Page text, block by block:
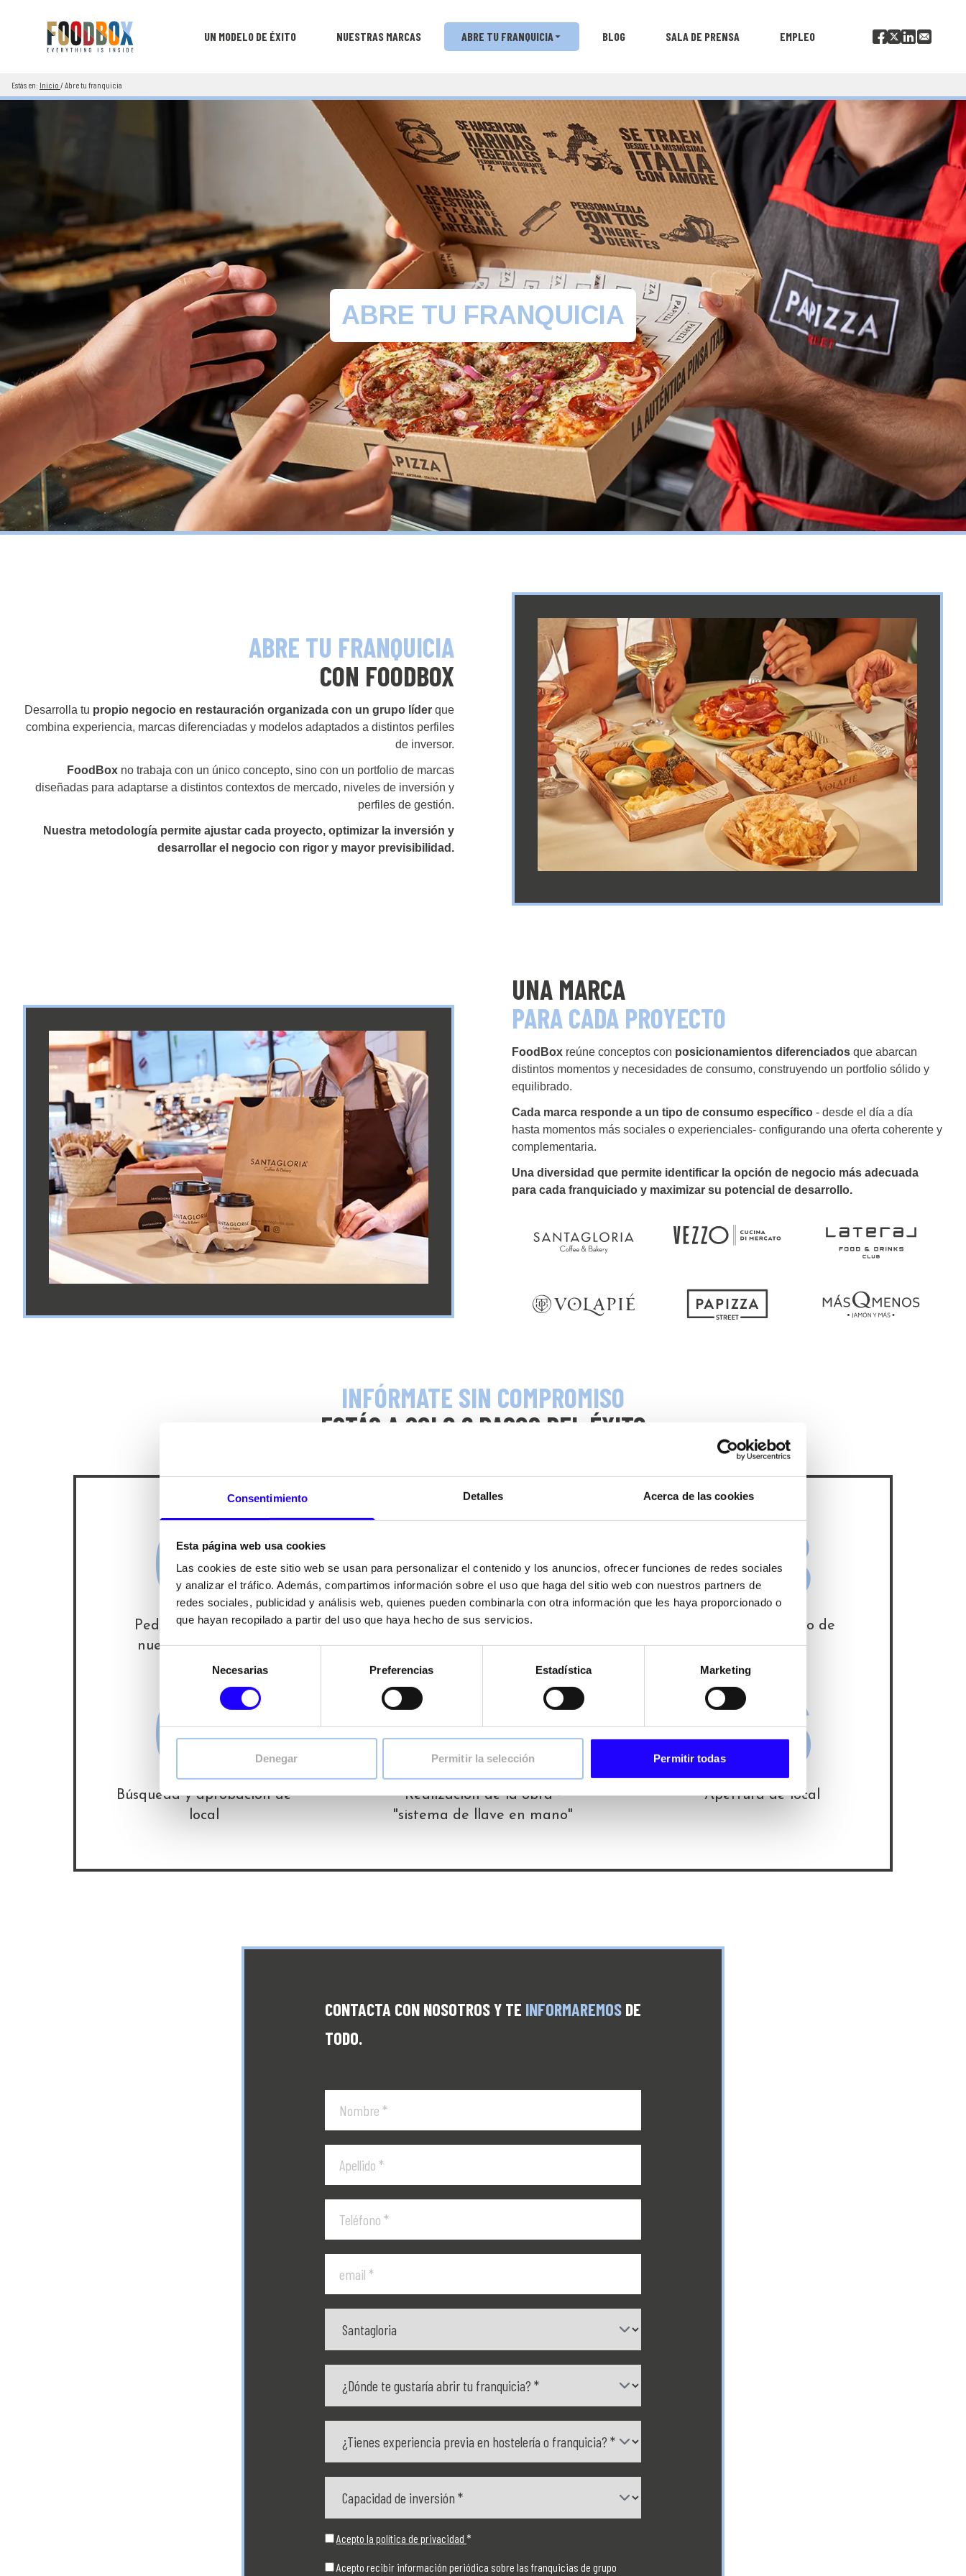
Consentimiento Detalles Acerca de las cookies
Esta página web usa cookies
Las cookies de este sitio web se usan para personalizar el contenido y los anuncios, ofrecer funciones de redes sociales
y analizar el tráfico. Además, compartimos información sobre el uso que haga del sitio web con nuestros partners de
redes sociales, publicidad y análisis web, quienes pueden combinarla con otra información que les haya proporcionado o
que hayan recopilado a partir del uso que haya hecho de sus servicios.
Selección
consentimiento
Necesarias Preferencias Estadística Marketing
Denegar Permitir la selección Permitir todas
UN MODELO DE ÉXITO NUESTRAS MARCAS ABRE TU FRANQUICIA BLOG SALA DE PRENSA EMPLEO
Estás en: Inicio /Abre tu franquicia
ABRE TU FRANQUICIA
ABRE TU FRANQUICIA
CON FOODBOX
Desarrolla tu propio negocio en restauración organizada con un grupo líder que
combina experiencia, marcas diferenciadas y modelos adaptados a distintos perfiles
de inversor.
FoodBox no trabaja con un único concepto, sino con un portfolio de marcas
diseñadas para adaptarse a distintos contextos de mercado, niveles de inversión y
perfiles de gestión.
Nuestra metodología permite ajustar cada proyecto, optimizar la inversión y
desarrollar el negocio con rigor y mayor previsibilidad.
UNA MARCA
PARA CADA PROYECTO
FoodBox reúne conceptos con posicionamientos diferenciados que abarcan
distintos momentos y necesidades de consumo, construyendo un portfolio sólido y
equilibrado.
Cada marca responde a un tipo de consumo específico - desde el día a día
hasta momentos más sociales o experienciales- configurando una oferta coherente y
complementaria.
Una diversidad que permite identificar la opción de negocio más adecuada
para cada franquiciado y maximizar su potencial de desarrollo.
INFÓRMATE SIN COMPROMISO
ESTÁS A SOLO 6 PASOS DEL ÉXITO
01
Pedir información de
nuestras franquicias
02
Reunión con responsable
comercial de la zona
03
Firma del contrato de
franquicia
04
Búsqueda y aprobación de
local
05
Realización de la obra -
"sistema de llave en mano"
06
Apertura de local
CONTACTA CON NOSOTROS Y TE INFORMAREMOS DE
TODO.
Acepto la política de privacidad *
Acepto recibir información periódica sobre las franquicias de grupo